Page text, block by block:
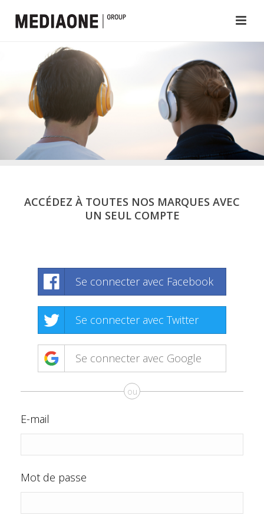
ACCÉDEZ À TOUTES NOS MARQUES AVEC
UN SEUL COMPTE
Se connecter avec Facebook
Se connecter avec Twitter
Se connecter avec Google
ou
E-mail
Mot de passe